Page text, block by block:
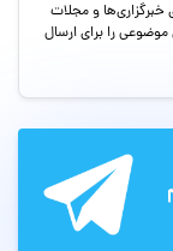
خبرگزاری‌ها و مجلات
را برای ارسال